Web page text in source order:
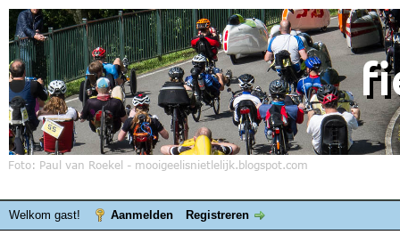
Welkom gast! Aanmelden Registreren